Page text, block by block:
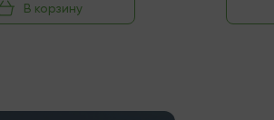
В корзину